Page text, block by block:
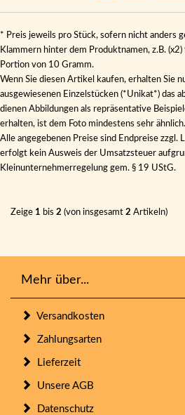
* Preis jeweils pro Stück, sofern nicht anders
Klammern hinter dem Produktnamen, z.B.
Portion von 10 Gramm.
Wenn Sie diesen Artikel kaufen, erhalten Sie
ausgewiesenen Einzelstücken (*Unikat*) das
dienen Abbildungen als repräsentative
erhalten, ist dem Foto mindestens sehr ähnlich.
Alle angegebenen Preise sind Endpreise zzgl.
erfolgt kein Ausweis der Umsatzsteuer
Kleinunternehmerregelung gem. § 19 UStG.
Zeige 1 bis 2 (von insgesamt 2 Artikeln)
Mehr über...
Versandkosten
Zahlungsarten
Lieferzeit
Unsere AGB
Datenschutz